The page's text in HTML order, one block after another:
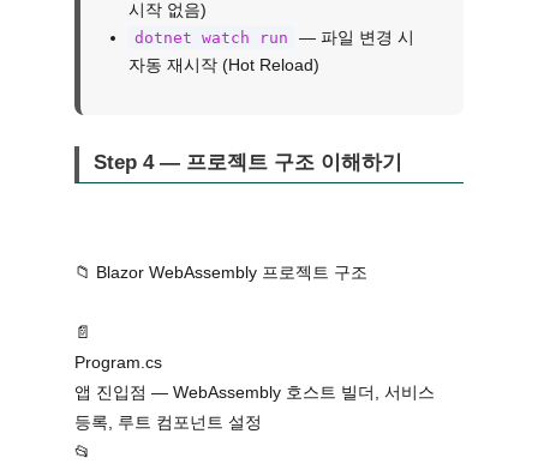
시작 없음)
dotnet watch run
— 파일 변경 시
자동 재시작 (Hot Reload)
Step 4 — 프로젝트 구조 이해하기
📁 Blazor WebAssembly 프로젝트 구조
📄
Program.cs
앱 진입점 — WebAssembly 호스트 빌더, 서비스
등록, 루트 컴포넌트 설정
📂